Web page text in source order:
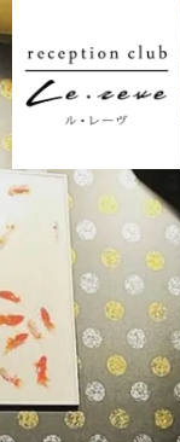
HOME
店舗案内
料金システム
採用情報